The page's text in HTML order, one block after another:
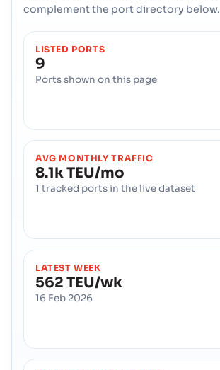
complement the port directory below.
LISTED PORTS
9
Ports shown on this page
AVG MONTHLY TRAFFIC
8.1k TEU/mo
1 tracked ports in the live dataset
LATEST WEEK
562 TEU/wk
16 Feb 2026